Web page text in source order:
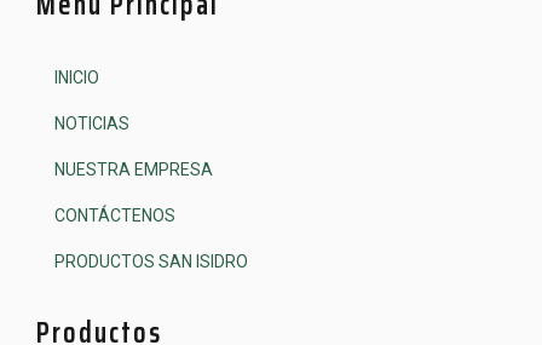
INICIO
NOTICIAS
NUESTRA EMPRESA
CONTÁCTENOS
PRODUCTOS SAN ISIDRO
Productos